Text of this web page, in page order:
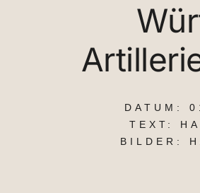
DATUM:
TEXT:
BILDER: